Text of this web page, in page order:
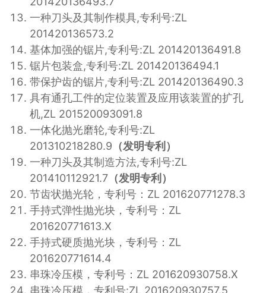
一种刀头及其制作模具,专利号:ZL
201420136573.2
基体加强的锯片,专利号:ZL 201420136491.8
锯片包装盒,专利号:ZL 201420136494.1
带保护齿的锯片,专利号:ZL 201420136490.3
具有通孔工件的定位装置及应用该装置的扩孔
机,ZL 201520093091.8
一体化抛光磨轮,专利号:ZL
201310218280.9 （发明专利）
一种刀头及其制造方法,专利号:ZL
201410112921.7 （发明专利）
节齿状抛光轮，专利号：ZL 201620771278.3
手持式弹性抛光块，专利号：ZL
201620771613.X
手持式硬质抛光块，专利号：ZL
201620771614.4
串珠冷压模，专利号：ZL 201620930758.X